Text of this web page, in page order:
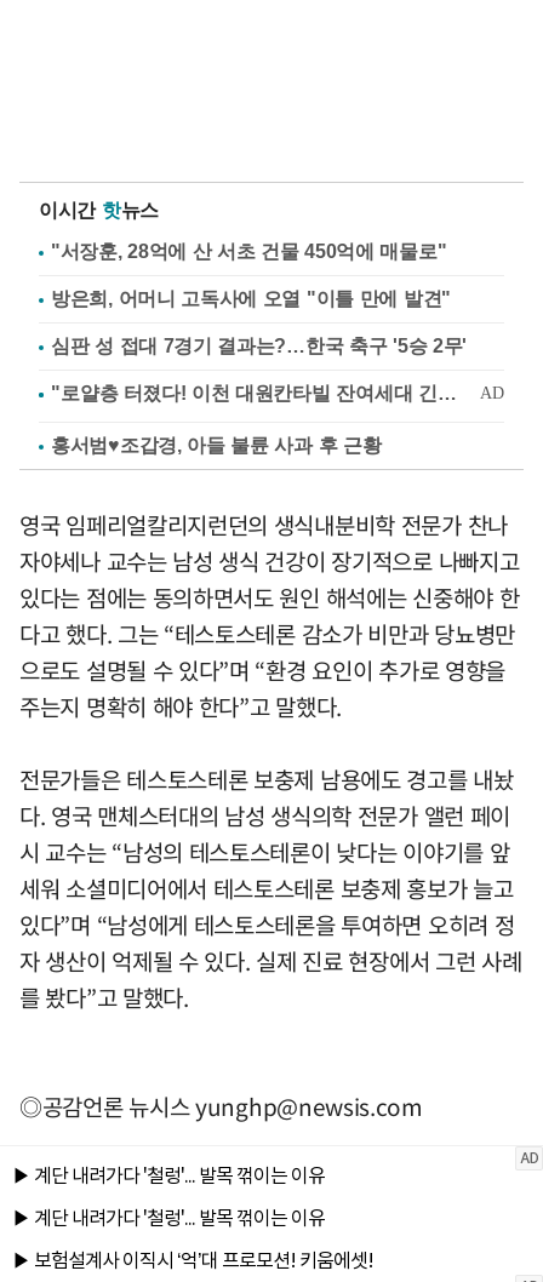
이시간 핫뉴스
"서장훈, 28억에 산 서초 건물 450억에 매물로"
방은희, 어머니 고독사에 오열 "이틀 만에 발견"
심판 성 접대 7경기 결과는?…한국 축구 '5승 2무'
홍서범♥조갑경, 아들 불륜 사과 후 근황
영국 임페리얼칼리지런던의 생식내분비학 전문가 찬나
자야세나 교수는 남성 생식 건강이 장기적으로 나빠지고
있다는 점에는 동의하면서도 원인 해석에는 신중해야 한
다고 했다. 그는 “테스토스테론 감소가 비만과 당뇨병만
으로도 설명될 수 있다”며 “환경 요인이 추가로 영향을
주는지 명확히 해야 한다”고 말했다.
전문가들은 테스토스테론 보충제 남용에도 경고를 내놨
다. 영국 맨체스터대의 남성 생식의학 전문가 앨런 페이
시 교수는 “남성의 테스토스테론이 낮다는 이야기를 앞
세워 소셜미디어에서 테스토스테론 보충제 홍보가 늘고
있다”며 “남성에게 테스토스테론을 투여하면 오히려 정
자 생산이 억제될 수 있다. 실제 진료 현장에서 그런 사례
를 봤다”고 말했다.
◎공감언론 뉴시스yunghp@newsis.com